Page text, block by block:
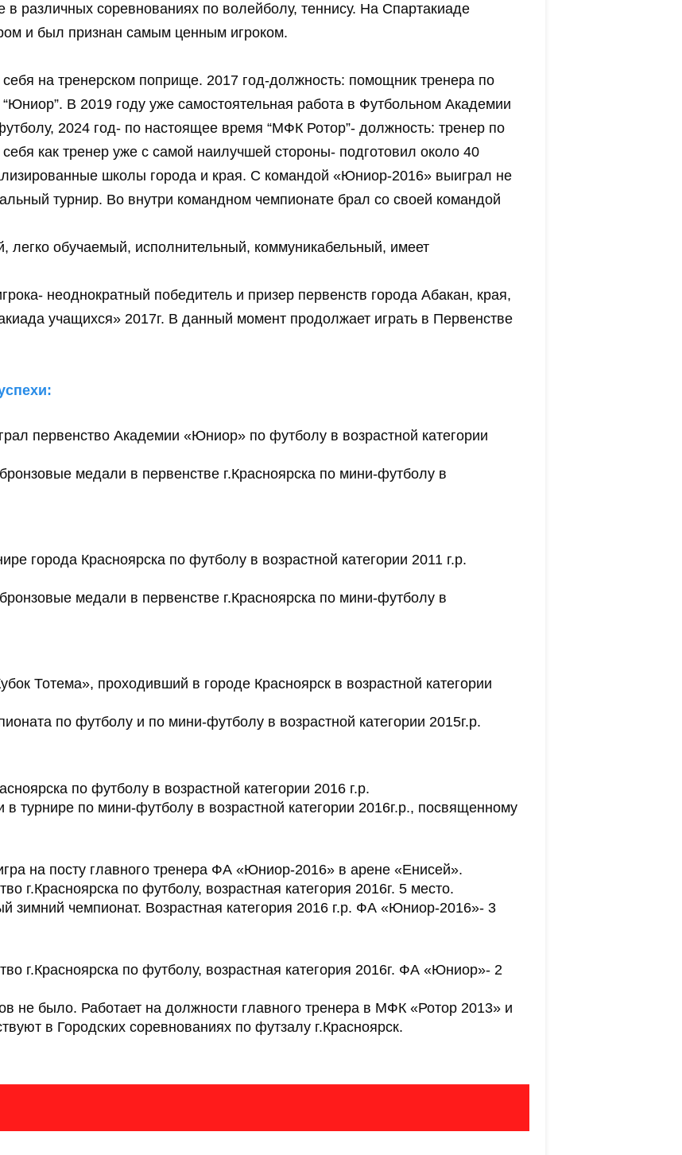
в различных соревнованиях по волейболу, теннису. На Спартакиаде
и был признан самым ценным игроком.
на тренерском поприще. 2017 год-должность: помощник тренера по
В 2019 году уже самостоятельная работа в Футбольном Академии
2024 год- по настоящее время “МФК Ротор”- должность: тренер по
как тренер уже с самой наилучшей стороны- подготовил около 40
школы города и края. С командой «Юниор-2016» выиграл не
турнир. Во внутри командном чемпионате брал со своей командой
легко обучаемый, исполнительный, коммуникабельный, имеет
неоднократный победитель и призер первенств города Абакан, края,
учащихся» 2017г. В данный момент продолжает играть в Первенстве
первенство Академии «Юниор» по футболу в возрастной категории
медали в первенстве г.Красноярска по мини-футболу в
города Красноярска по футболу в возрастной категории 2011 г.р.
медали в первенстве г.Красноярска по мини-футболу в
Тотема», проходивший в городе Красноярск в возрастной категории
по футболу и по мини-футболу в возрастной категории 2015г.р.
по футболу в возрастной категории 2016 г.р.
турнире по мини-футболу в возрастной категории 2016г.р., посвященному
на посту главного тренера ФА «Юниор-2016» в арене «Енисей».
г.Красноярска по футболу, возрастная категория 2016г. 5 место.
зимний чемпионат. Возрастная категория 2016 г.р. ФА «Юниор-2016»- 3
г.Красноярска по футболу, возрастная категория 2016г. ФА «Юниор»- 2
не было. Работает на должности главного тренера в МФК «Ротор 2013» и
в Городских соревнованиях по футзалу г.Красноярск.